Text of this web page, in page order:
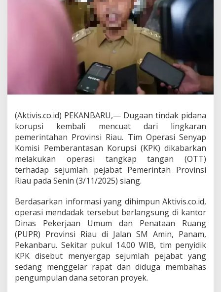
u
n
c
a
n
i
a
u
,
u
b
e
r
n
u
A
b
u
W
a
h
i
d
D
i
d
(Aktivis.co.id) PEKANBARU,— Dugaan tindak pidana
korupsi kembali mencuat dari lingkaran
pemerintahan Provinsi Riau. Tim Operasi Senyap
Komisi Pemberantasan Korupsi (KPK) dikabarkan
melakukan operasi tangkap tangan (OTT)
terhadap sejumlah pejabat Pemerintah Provinsi
Riau pada Senin (3/11/2025) siang.
Berdasarkan informasi yang dihimpun Aktivis.co.id,
operasi mendadak tersebut berlangsung di kantor
Dinas Pekerjaan Umum dan Penataan Ruang
(PUPR) Provinsi Riau di Jalan SM Amin, Panam,
Pekanbaru. Sekitar pukul 14.00 WIB, tim penyidik
KPK disebut menyergap sejumlah pejabat yang
sedang menggelar rapat dan diduga membahas
pengumpulan dana setoran proyek.